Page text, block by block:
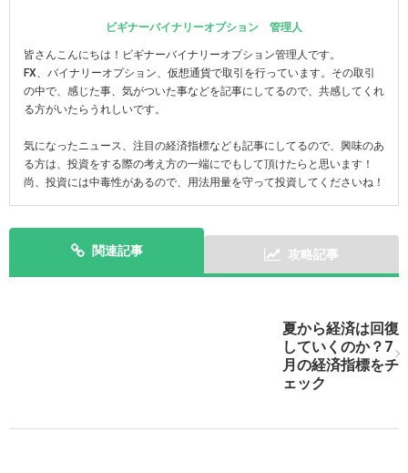
ビギナーバイナリーオプション 管理人
皆さんこんにちは！ビギナーバイナリーオプション管理人です。
FX、バイナリーオプション、仮想通貨で取引を行っています。その取引
の中で、感じた事、気がついた事などを記事にしてるので、共感してくれ
る方がいたらうれしいです。
気になったニュース、注目の経済指標なども記事にしてるので、興味のあ
る方は、投資をする際の考え方の一端にでもして頂けたらと思います！
尚、投資には中毒性があるので、用法用量を守って投資してくださいね！
関連記事 攻略記事
夏から経済は回復
していくのか？7
月の経済指標をチ
ェック